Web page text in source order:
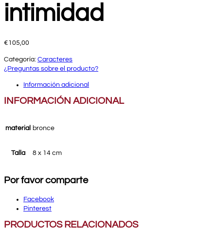
intimidad
€105,00
Categoría: Caracteres
¿Preguntas sobre el producto?
Información adicional
INFORMACIÓN ADICIONAL
material bronce
Talla 8 x 14 cm
Por favor comparte
Facebook
Pinterest
PRODUCTOS RELACIONADOS